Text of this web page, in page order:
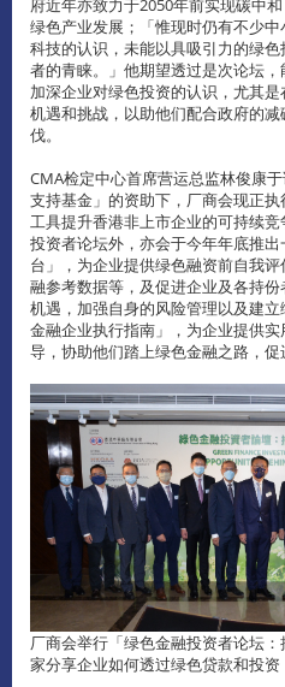
府近年亦致力于2050年前实现碳中
绿色产业发展；「惟现时仍有不少
科技的认识，未能以具吸引力的绿
者的青睐。」他期望透过是次论坛
加深企业对绿色投资的认识，尤其
机遇和挑战，以助他们配合政府的
伐。
CMA检定中心首席营运总监林俊康
支持基金」的资助下，厂商会现正
工具提升香港非上市企业的可持续
投资者论坛外，亦会于今年年底推
台」，为企业提供绿色融资前自我
融参考数据等，及促进企业及各持
机遇，加强自身的风险管理以及建
金融企业执行指南」，为企业提供
导，协助他们踏上绿色金融之路，促
厂商会举行「绿色金融投资者论坛
家分享企业如何透过绿色贷款和投